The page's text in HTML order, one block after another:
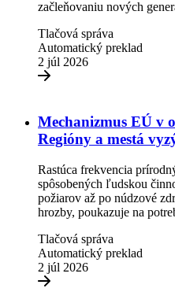
začleňovaniu nových
Tlačová správa
Automatický preklad
2 júl 2026
Mechanizmus EÚ v
Regióny a mestá
Rastúca frekvencia
spôsobených ľudskou
požiarov až po núdzové
hrozby, poukazuje na
Tlačová správa
Automatický preklad
2 júl 2026